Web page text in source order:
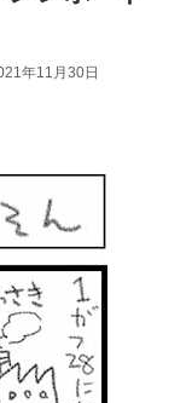
年11月30日